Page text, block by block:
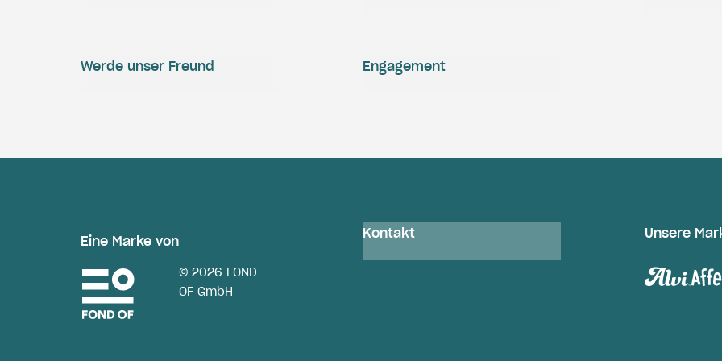
Engagement
Werde unser Freund
Eine Marke von
© 2026 FOND
OF GmbH
Kontakt Unsere